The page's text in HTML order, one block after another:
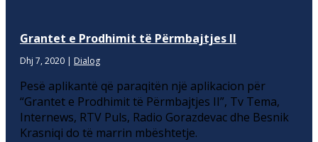
Grantet e Prodhimit të Përmbajtjes II
Dhj 7, 2020 | Dialog
Pesë aplikantë që paraqitën një aplikacion për
“Grantet e Prodhimit të Përmbajtjes II”, Tv Tema,
Internews, RTV Puls, Radio Gorazdevac dhe Besnik
Krasniqi do të marrin mbështetje.